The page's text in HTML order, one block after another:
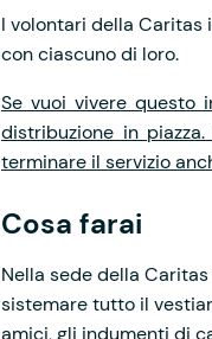
I volontari della
con ciascuno di loro.
Se vuoi vivere questo
distribuzione in
terminare il servizio
Cosa farai
Nella sede della
sistemare tutto il
amici, gli indumenti di